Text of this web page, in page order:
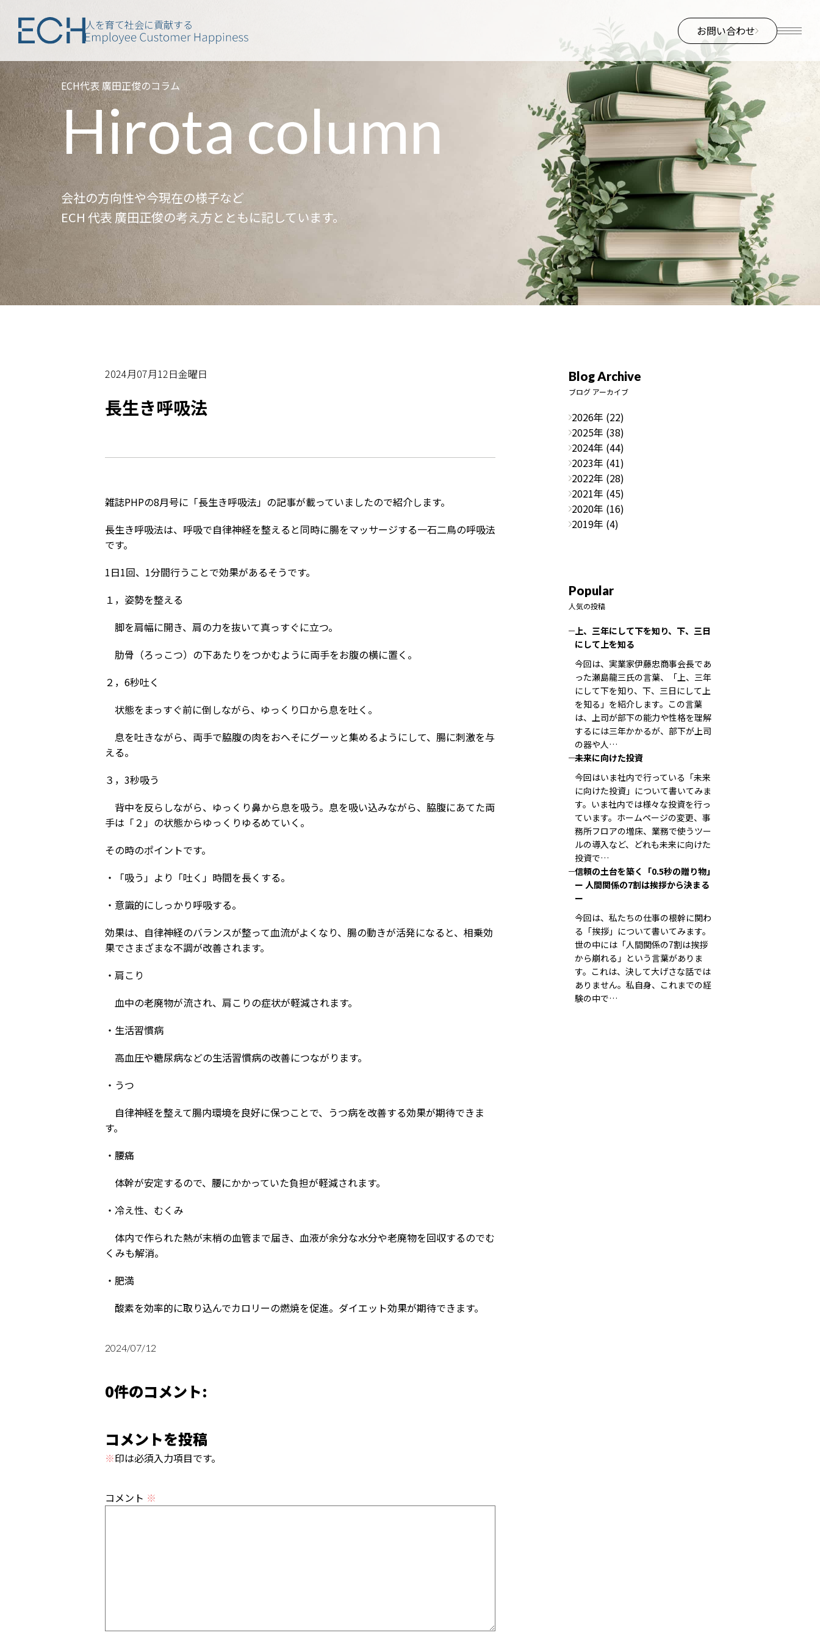
人を育て社会に貢献する お問い合わせ
ECH代表 廣田正俊のコラム
Hirota column
会社の方向性や今現在の様子など
ECH 代表 廣田正俊の考え方とともに記しています。
2024月07月12日金曜日
長生き呼吸法
雑誌PHPの8月号に「長生き呼吸法」の記事が載っていましたので紹介します。
長生き呼吸法は、呼吸で自律神経を整えると同時に腸をマッサージする一石二鳥の呼吸法
です。
1日1回、1分間行うことで効果があるそうです。
１，姿勢を整える
脚を肩幅に開き、肩の力を抜いて真っすぐに立つ。
肋骨（ろっこつ）の下あたりをつかむように両手をお腹の横に置く。
２，6秒吐く
状態をまっすぐ前に倒しながら、ゆっくり口から息を吐く。
息を吐きながら、両手で脇腹の肉をおへそにグーッと集めるようにして、腸に刺激を与
える。
３，3秒吸う
背中を反らしながら、ゆっくり鼻から息を吸う。息を吸い込みながら、脇腹にあてた両
手は「２」の状態からゆっくりゆるめていく。
その時のポイントです。
・「吸う」より「吐く」時間を長くする。
・意識的にしっかり呼吸する。
効果は、自律神経のバランスが整って血流がよくなり、腸の動きが活発になると、相乗効
果でさまざまな不調が改善されます。
・肩こり
血中の老廃物が流され、肩こりの症状が軽減されます。
・生活習慣病
高血圧や糖尿病などの生活習慣病の改善につながります。
・うつ
自律神経を整えて腸内環境を良好に保つことで、うつ病を改善する効果が期待できま
す。
・腰痛
体幹が安定するので、腰にかかっていた負担が軽減されます。
・冷え性、むくみ
体内で作られた熱が末梢の血管まで届き、血液が余分な水分や老廃物を回収するのでむ
くみも解消。
・肥満
酸素を効率的に取り込んでカロリーの燃焼を促進。ダイエット効果が期待できます。
2024/07/12
0件のコメント:
コメントを投稿
※印は必須入力項目です。
コメント ※
Blog Archive
ブログ アーカイブ
2026年 (22)
2025年 (38)
2024年 (44)
2023年 (41)
2022年 (28)
2021年 (45)
2020年 (16)
2019年 (4)
Popular
人気の投稿
上、三年にして下を知り、下、三日
にして上を知る
今回は、実業家伊藤忠商事会長であ
った瀬島龍三氏の言葉、「上、三年
にして下を知り、下、三日にして上
を知る」を紹介します。この言葉
は、上司が部下の能力や性格を理解
するには三年かかるが、部下が上司
の器や人…
未来に向けた投資
今回はいま社内で行っている「未来
に向けた投資」について書いてみま
す。いま社内では様々な投資を行っ
ています。ホームページの変更、事
務所フロアの増床、業務で使うツー
ルの導入など、どれも未来に向けた
投資で…
信頼の土台を築く「0.5秒の贈り物」
ー 人間関係の7割は挨拶から決まる
ー
今回は、私たちの仕事の根幹に関わ
る「挨拶」について書いてみます。
世の中には「人間関係の7割は挨拶
から崩れる」という言葉がありま
す。これは、決して大げさな話では
ありません。私自身、これまでの経
験の中で…